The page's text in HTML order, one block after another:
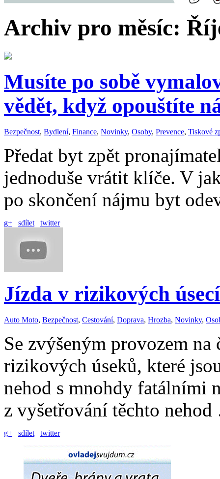
Archiv pro měsíc:
Musíte po sobě
vědět, když opouštíte
Bezpečnost, Bydlení, Finance, Novinky, Osoby, Prevence, Tiskové
Předat byt zpět
jednoduše vrátit klíče. V
po skončení nájmu byt
g+ sdílet twitter
Jízda v rizikových
Auto Moto, Bezpečnost, Cestování, Doprava, Hrozba, Novinky,
Se zvýšeným provozem
rizikových úseků, které
nehod s mnohdy fatálními
z vyšetřování těchto
g+ sdílet twitter